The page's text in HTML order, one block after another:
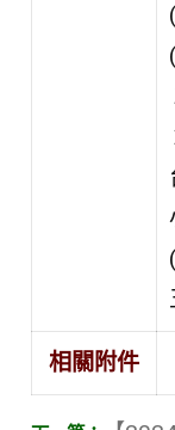
相關附件